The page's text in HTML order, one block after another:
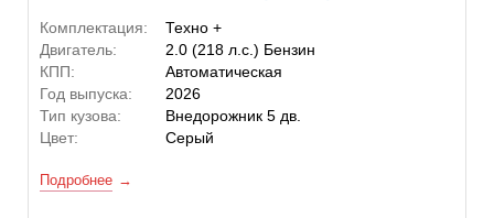
Комплектация:
Техно +
Двигатель:
2.0 (218 л.с.) Бензин
КПП:
Автоматическая
Год выпуска:
2026
Тип кузова:
Внедорожник 5 дв.
Цвет:
Серый
Подробнее